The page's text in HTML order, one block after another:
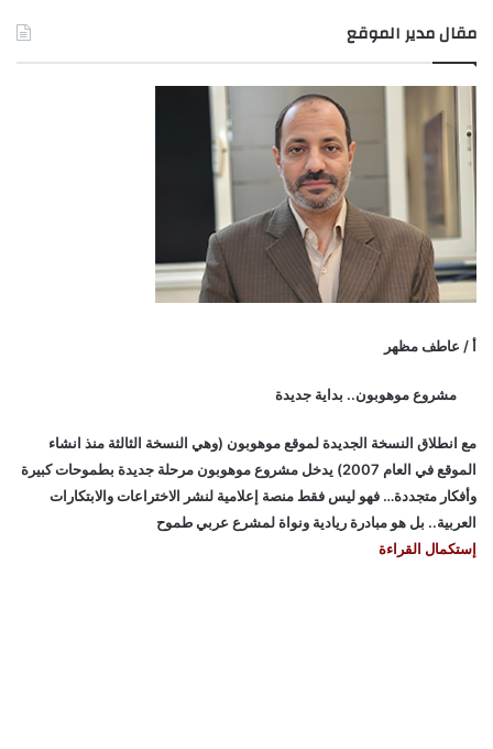
مقال مدير الموقع
أ / عاطف مظهر
مشروع موهوبون.. بداية جديدة
مع انطلاق النسخة الجديدة لموقع موهوبون (وهي النسخة الثالثة منذ انشاء
الموقع في العام 2007) يدخل مشروع موهوبون مرحلة جديدة بطموحات كبيرة
وأفكار متجددة… فهو ليس فقط منصة إعلامية لنشر الاختراعات والابتكارات
العربية.. بل هو مبادرة ريادية ونواة لمشرع عربي طموح
إستكمال القراءة